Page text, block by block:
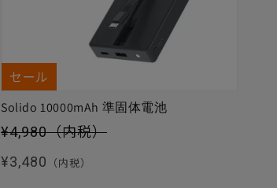
セール
Solido 10000mAh 準固体電池
セール価格
¥4,980（内税）
通常価格
¥3,480 （内税）